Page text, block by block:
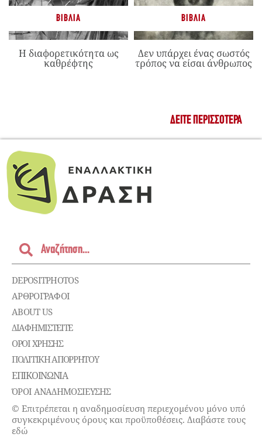
ΒΙΒΛΊΑ
Η διαφορετικότητα ως
καθρέφτης
ΒΙΒΛΊΑ
Δεν υπάρχει ένας σωστός
τρόπος να είσαι άνθρωπος
ΔΕΊΤΕ ΠΕΡΙΣΣΌΤΕΡΑ
DEPOSITPHOTOS
ΑΡΘΡΟΓΡΑΦΟΙ
ABOUT US
ΔΙΑΦΗΜΙΣΤΕΊΤΕ
ΌΡΟΙ ΧΡΉΣΗΣ
ΠΟΛΙΤΙΚΉ ΑΠΟΡΡΉΤΟΥ
ΕΠΙΚΟΙΝΩΝΊΑ
ΌΡΟΙ ΑΝΑΔΗΜΟΣΙΕΥΣΗΣ
© Επιτρέπεται η αναδημοσίευση περιεχομένου μόνο υπό
συγκεκριμένους όρους και προϋποθέσεις. Διαβάστε τους
εδώ